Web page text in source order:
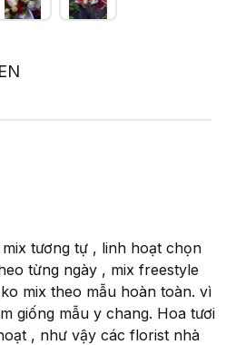
tương tự , linh hoạt chọn
từng ngày , mix freestyle
mix theo mẫu hoàn toàn. vì
giống mẫu y chang. Hoa tươi
, như vậy các florist nhà